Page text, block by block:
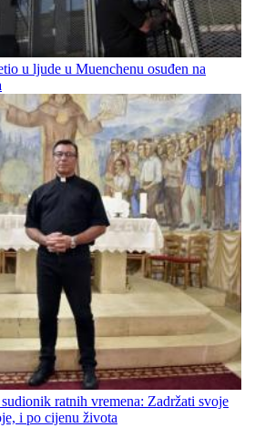
u ljude u Muenchenu osuđen na
ratnih vremena: Zadržati svoje
i po cijenu života